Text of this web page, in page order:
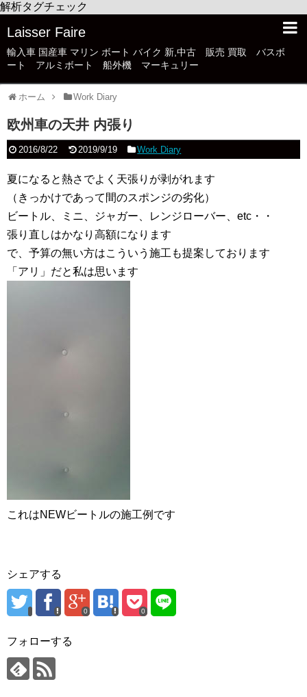
解析タグチェック
Laisser Faire
輸入車 国産車 マリン ボート バイク 新,中古 販売 買取 バスボ
ート アルミボート 船外機 マーキュリー
ホーム Work Diary
欧州車の天井 内張り
2016/8/22 2019/9/19 Work Diary
夏になると熱さでよく天張りが剥がれます
（きっかけであって間のスポンジの劣化）
ビートル、ミニ、ジャガー、レンジローバー、etc・・
張り直しはかなり高額になります
で、予算の無い方はこういう施工も提案しております
「アリ」だと私は思います
これはNEWビートルの施工例です
シェアする
0 0
フォローする